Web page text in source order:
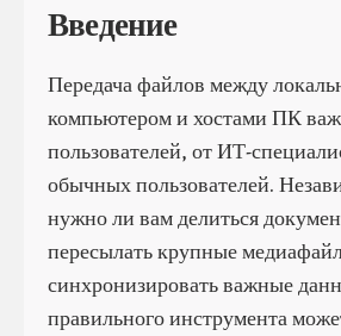
Введение
Передача файлов между
компьютером и хостами ПК
пользователей, от ИТ-
обычных пользователей.
нужно ли вам делиться
пересылать крупные
синхронизировать важные
правильного инструмента